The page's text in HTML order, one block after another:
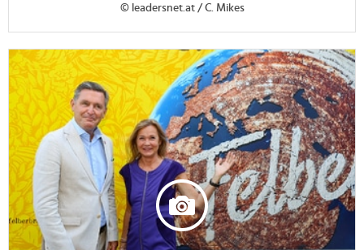
© leadersnet.at / C. Mikes